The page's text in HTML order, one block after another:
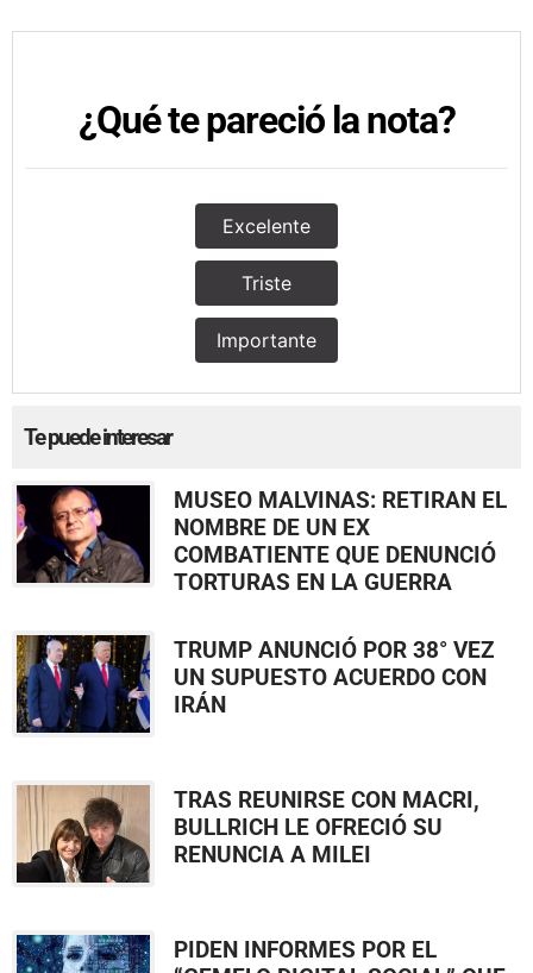
¿Qué te pareció la nota?
Excelente
Triste
Importante
Te puede interesar
MUSEO MALVINAS: RETIRAN EL
NOMBRE DE UN EX
COMBATIENTE QUE DENUNCIÓ
TORTURAS EN LA GUERRA
TRUMP ANUNCIÓ POR 38° VEZ
UN SUPUESTO ACUERDO CON
IRÁN
TRAS REUNIRSE CON MACRI,
BULLRICH LE OFRECIÓ SU
RENUNCIA A MILEI
PIDEN INFORMES POR EL